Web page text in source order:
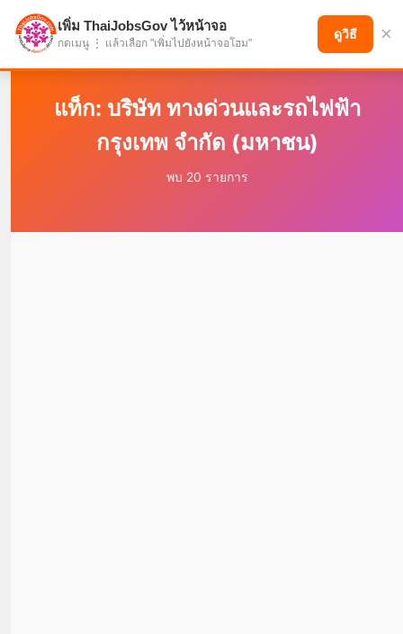
แบ่งปันโอกาส เพื่ออนาคตที่ก้าวหน้า
แท็ก: บริษัท ทางด่วนและรถไฟฟ้า
กรุงเทพ จำกัด (มหาชน)
พบ 20 รายการ
เพิ่ม ThaiJobsGov ไว้หน้าจอ
กดเมนู ⋮ แล้วเลือก "เพิ่มไปยังหน้าจอโฮม"
ดูวิธี ×